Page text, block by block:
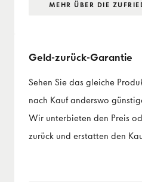
MEHR ÜBER DIE
Geld-zurück-Garantie
Sehen Sie das gleiche
nach Kauf anderswo
Wir unterbieten den Preis
zurück und erstatten den